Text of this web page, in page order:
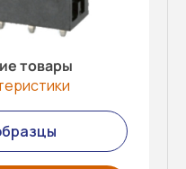
товары